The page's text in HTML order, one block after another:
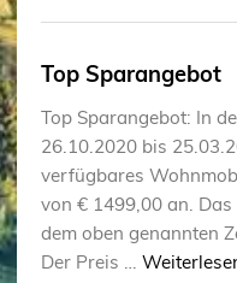
Top Sparangebot
Top Sparangebot: In
26.10.2020 bis
verfügbares
von € 1499,00 an.
dem oben genannten
Der Preis …